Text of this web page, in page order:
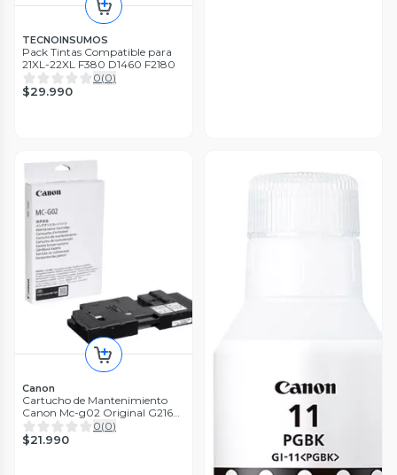
TECNOINSUMOS
Pack Tintas Compatible para
21XL-22XL F380 D1460 F2180
0(0)
$29.990
Canon
Cartucho de Mantenimiento
Canon Mc-g02 Original G2160
G3160
0(0)
$21.990